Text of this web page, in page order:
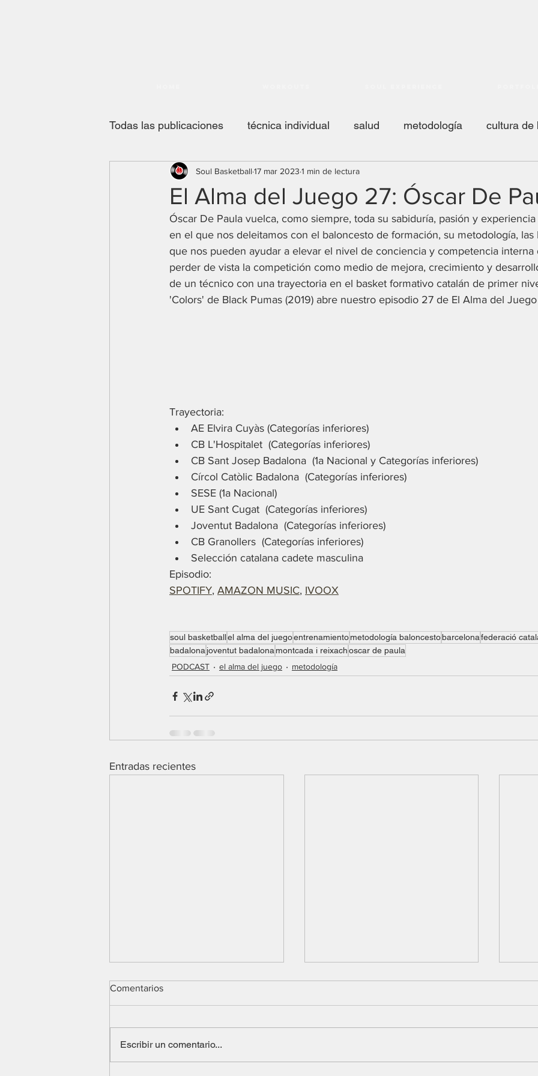
Todas las publicaciones técnica individual salud metodología cultura de
PODCAST el alma del juego scouting
direccion de club coach 2 coach nba táctica respondiendo mails
El Alma del Juego 27: Óscar De
Soul Basketball 17 mar 2023 1 min de lectura
Óscar De Paula vuelca, como siempre, toda su sabiduría, pasión y
en el que nos deleitamos con el baloncesto de formación, su metodología,
que nos pueden ayudar a elevar el nivel de conciencia y competencia
perder de vista la competición como medio de mejora, crecimiento y
de un técnico con una trayectoria en el basket formativo catalán de primer
'Colors' de Black Pumas (2019) abre nuestro episodio 27 de El Alma del Juego
Trayectoria:
AE Elvira Cuyàs (Categorías inferiores)
CB L'Hospitalet  (Categorías inferiores)
CB Sant Josep Badalona  (1a Nacional y Categorías inferiores)
Círcol Catòlic Badalona  (Categorías inferiores)
SESE (1a Nacional)
UE Sant Cugat  (Categorías inferiores)
Joventut Badalona  (Categorías inferiores)
CB Granollers  (Categorías inferiores)
Selección catalana cadete masculina
Episodio:
SPOTIFY, AMAZON MUSIC, IVOOX
soul basketballel alma del juegoentrenamientometodología baloncestobarcelonafederació
badalona joventut badalona montcada i reixachoscar de paula
PODCAST
el alma del juego metodología
Entradas recientes
Comentarios
Escribir un comentario...